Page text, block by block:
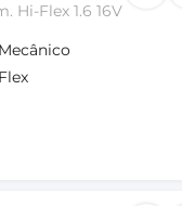
Hi-Flex 1.6 16V
Mecânico
Flex